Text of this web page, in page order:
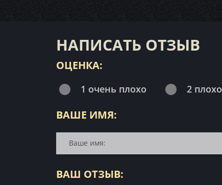
НАПИСАТЬ ОТЗЫВ
ОЦЕНКА:
1 очень плохо 2 плохо
ВАШЕ ИМЯ:
ВАШ ОТЗЫВ: